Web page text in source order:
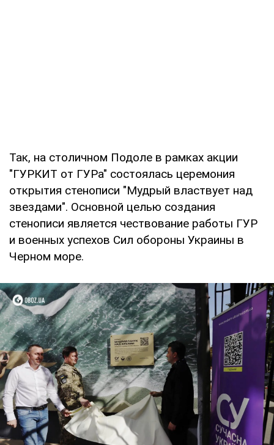
Так, на столичном Подоле в рамках акции
"ГУРКИТ от ГУРа" состоялась церемония
открытия стенописи "Мудрый властвует над
звездами". Основной целью создания
стенописи является чествование работы ГУР
и военных успехов Сил обороны Украины в
Черном море.